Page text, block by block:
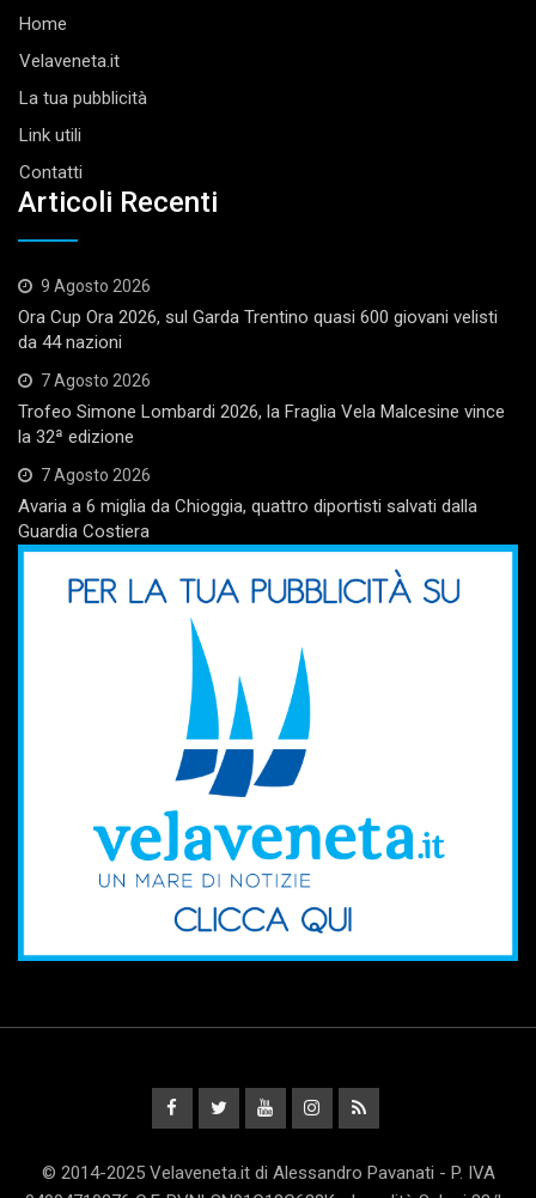
Home
Velaveneta.it
La tua pubblicità
Link utili
Contatti
Articoli Recenti
9 Agosto 2026
Ora Cup Ora 2026, sul Garda Trentino quasi 600 giovani velisti
da 44 nazioni
7 Agosto 2026
Trofeo Simone Lombardi 2026, la Fraglia Vela Malcesine vince
la 32ª edizione
7 Agosto 2026
Avaria a 6 miglia da Chioggia, quattro diportisti salvati dalla
Guardia Costiera
© 2014-2025 Velaveneta.it di Alessandro Pavanati - P. IVA